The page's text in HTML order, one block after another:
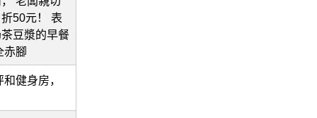
50元！ 表
豆漿的早餐
赤腳
健身房，